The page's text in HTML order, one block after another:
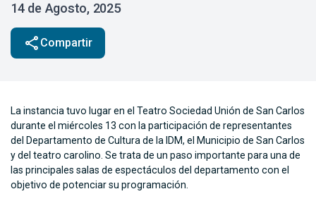
14 de Agosto, 2025
share Compartir
La instancia tuvo lugar en el Teatro Sociedad Unión de San Carlos
durante el miércoles 13 con la participación de representantes
del Departamento de Cultura de la IDM, el Municipio de San Carlos
y del teatro carolino. Se trata de un paso importante para una de
las principales salas de espectáculos del departamento con el
objetivo de potenciar su programación.